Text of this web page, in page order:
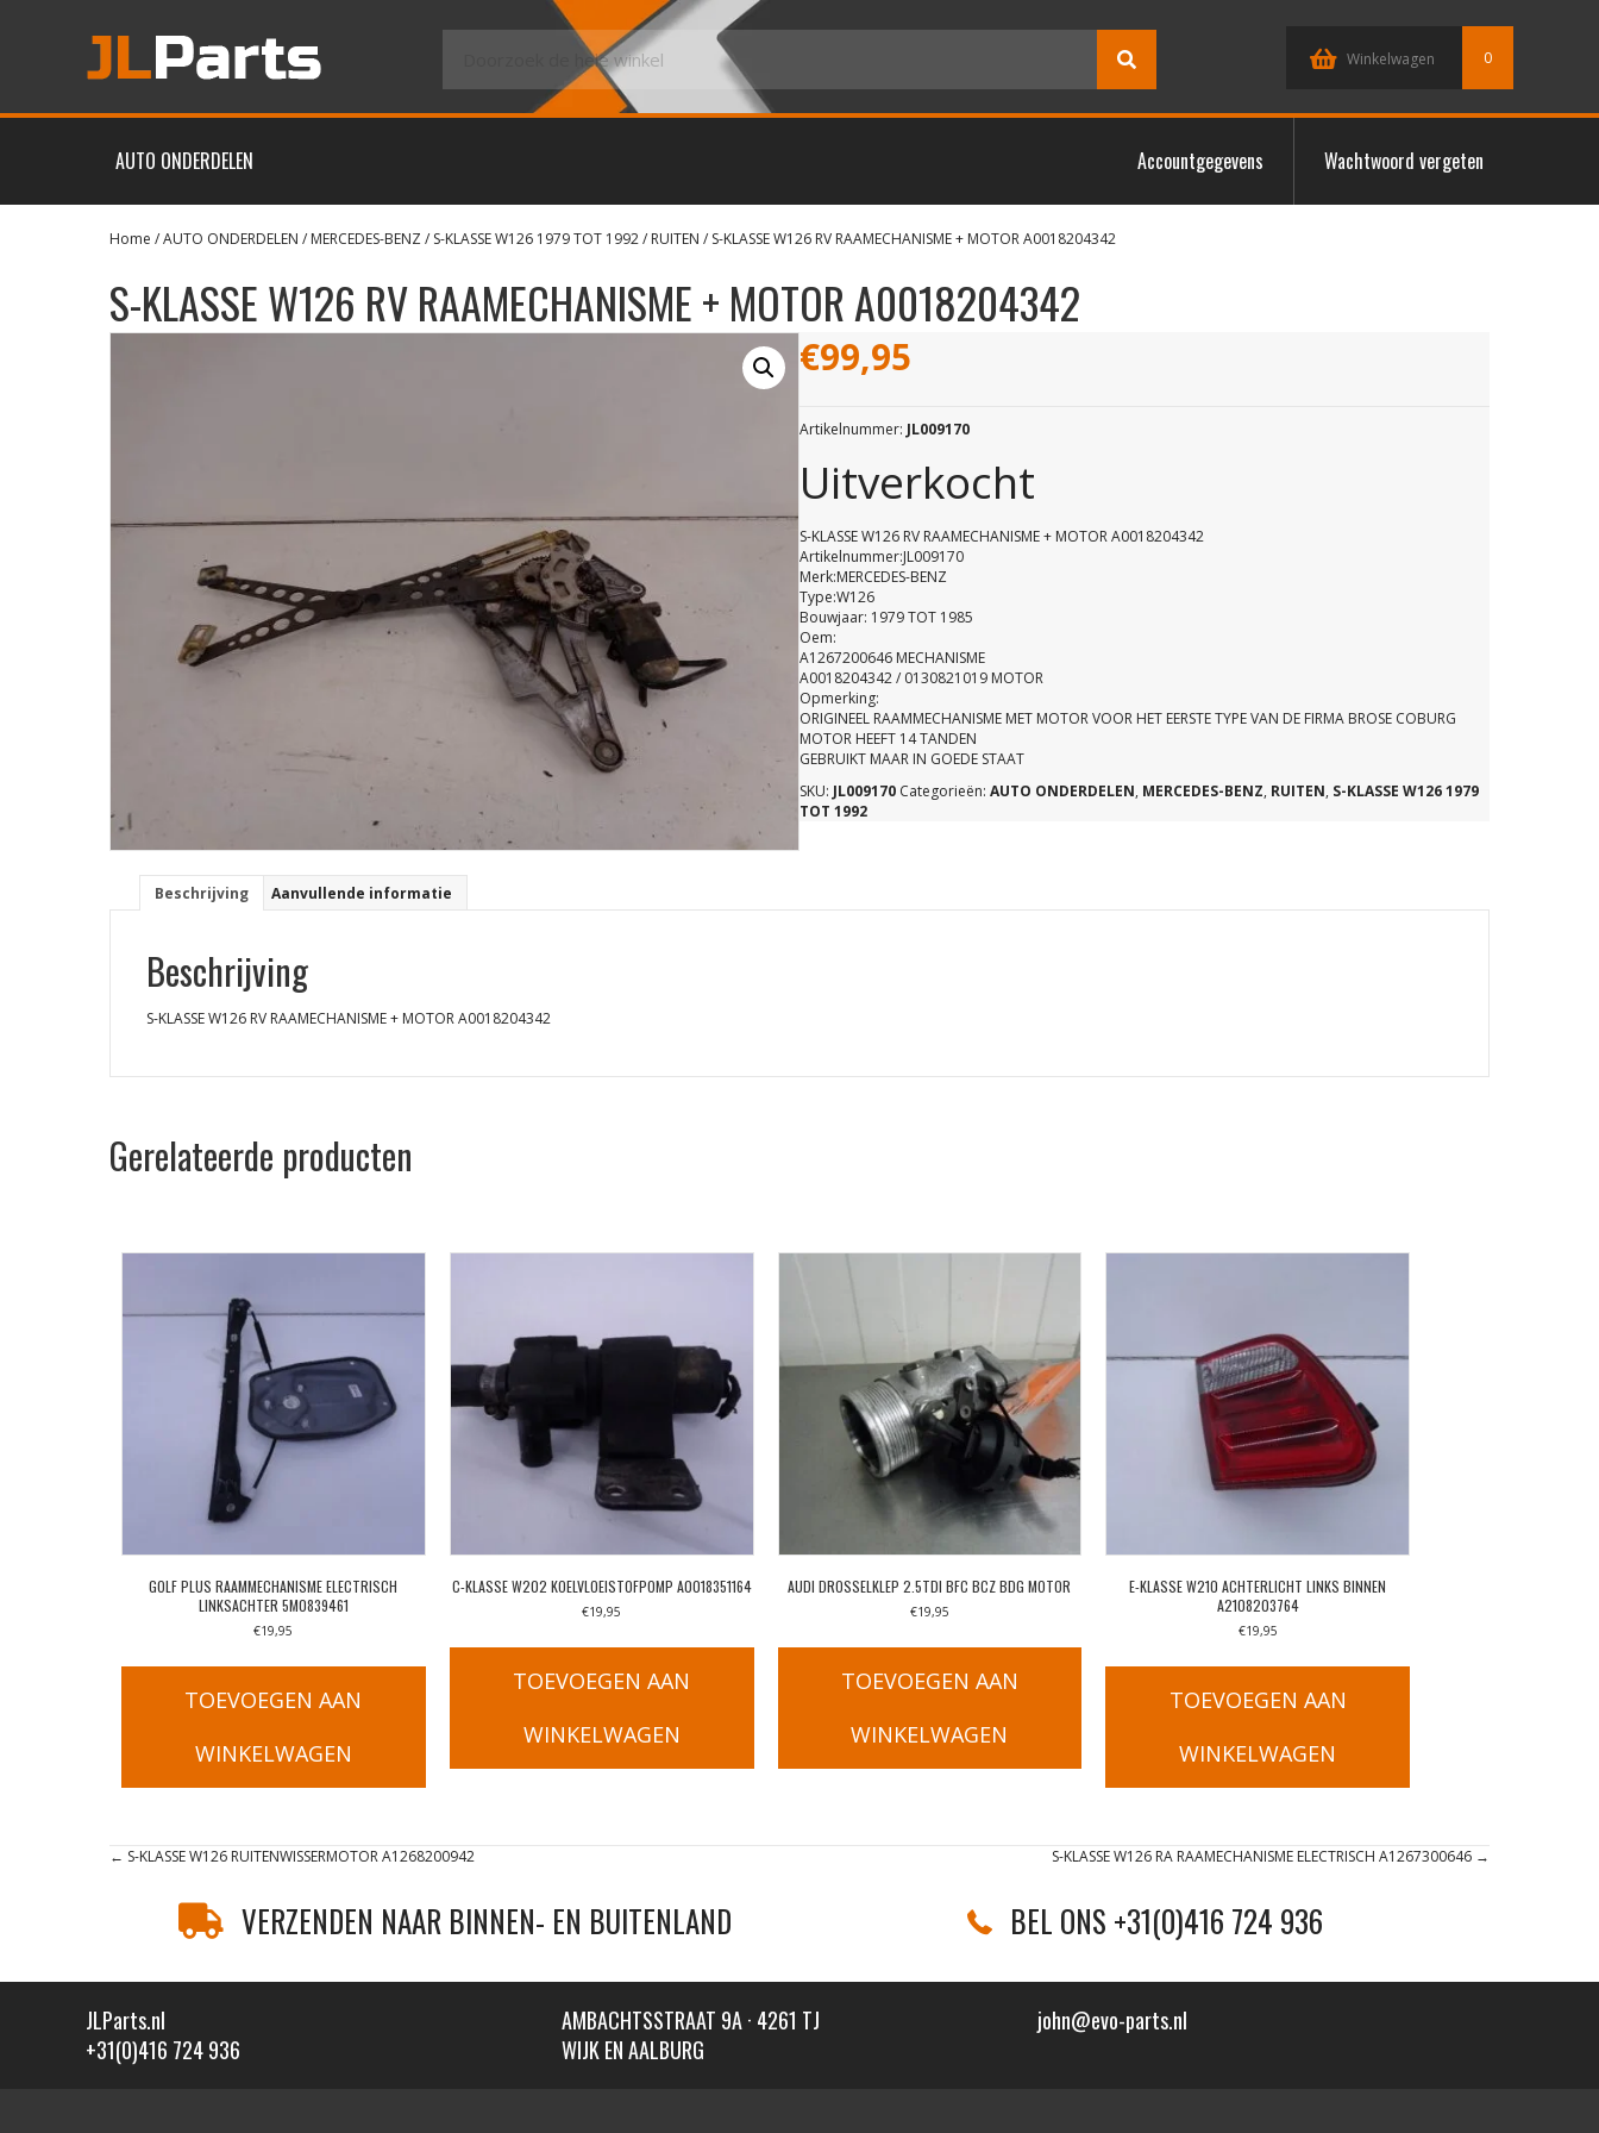
Winkelwagen 0
AUTO ONDERDELEN Accountgegevens Wachtwoord vergeten
Home /AUTO ONDERDELEN / MERCEDES-BENZ/ S-KLASSE W126 1979 TOT 1992/ RUITEN / S-KLASSE W126 RV RAAMECHANISME + MOTOR A0018204342
S-KLASSE W126 RV RAAMECHANISME + MOTOR A0018204342
€99,95
Artikelnummer: JL009170
Uitverkocht
S-KLASSE W126 RV RAAMECHANISME + MOTOR A0018204342
Artikelnummer:JL009170
Merk:MERCEDES-BENZ
Type:W126
Bouwjaar: 1979 TOT 1985
Oem:
A1267200646 MECHANISME
A0018204342 / 0130821019 MOTOR
Opmerking:
ORIGINEEL RAAMMECHANISME MET MOTOR VOOR HET EERSTE TYPE VAN DE FIRMA BROSE COBURG
MOTOR HEEFT 14 TANDEN
GEBRUIKT MAAR IN GOEDE STAAT
SKU: JL009170 Categorieën: AUTO ONDERDELEN, MERCEDES-BENZ, RUITEN, S-KLASSE W126 1979
TOT 1992
Beschrijving Aanvullende informatie
Beschrijving
S-KLASSE W126 RV RAAMECHANISME + MOTOR A0018204342
Gerelateerde producten
GOLF PLUS RAAMMECHANISME ELECTRISCH
LINKSACHTER 5M0839461
€19,95
TOEVOEGEN AAN
WINKELWAGEN
C-KLASSE W202 KOELVLOEISTOFPOMP A0018351164
€19,95
TOEVOEGEN AAN
WINKELWAGEN
AUDI DROSSELKLEP 2.5TDI BFC BCZ BDG MOTOR
€19,95
TOEVOEGEN AAN
WINKELWAGEN
E-KLASSE W210 ACHTERLICHT LINKS BINNEN
A2108203764
€19,95
TOEVOEGEN AAN
WINKELWAGEN
Posts
navigation
← S-KLASSE W126 RUITENWISSERMOTOR A1268200942 S-KLASSE W126 RA RAAMECHANISME ELECTRISCH A1267300646 →
VERZENDEN NAAR BINNEN- EN BUITENLAND BEL ONS +31(0)416 724 936
JLParts.nl
+31(0)416 724 936
AMBACHTSSTRAAT 9A · 4261 TJ
WIJK EN AALBURG
john@evo-parts.nl